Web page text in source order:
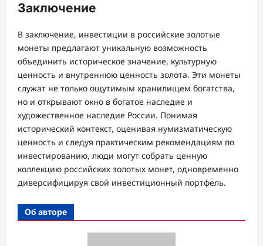
Заключение
В заключение, инвестиции в российские золотые
монеты предлагают уникальную возможность
объединить историческое значение, культурную
ценность и внутреннюю ценность золота. Эти монеты
служат не только ощутимым хранилищем богатства,
но и открывают окно в богатое наследие и
художественное наследие России. Понимая
исторический контекст, оценивая нумизматическую
ценность и следуя практическим рекомендациям по
инвестированию, люди могут собрать ценную
коллекцию российских золотых монет, одновременно
диверсифицируя свой инвестиционный портфель.
Об авторе